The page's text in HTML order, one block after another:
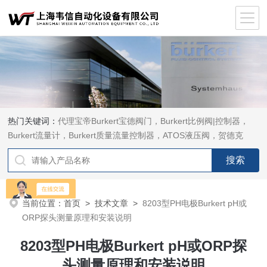
热门关键词：代理宝帝Burkert宝德阀门，Burkert比例阀|控制器，
Burkert流量计，Burkert质量流量控制器，ATOS液压阀，贺德克
HYDAC传感器，ASCO电磁阀，ASCO阀门，REXROTH力士乐阀
泵，安沃驰Aventics电磁阀|气缸，Samson萨姆森定位器
当前位置：首页 >技术文章 >8203型PH电极Burkert pH或
ORP探头测量原理和安装说明
8203型PH电极Burkert pH或ORP探